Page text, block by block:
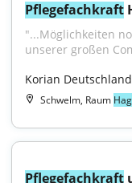
Pflegefachkraft
"...Möglichkeiten
unserer großen
Korian
Schwelm, Raum
Pflegefachkraft